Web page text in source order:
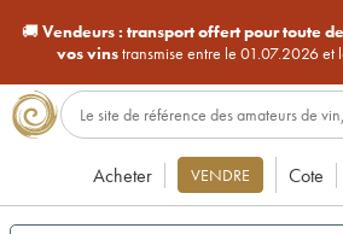
🚚Vendeurs : transport offert pour toute
vos vinstransmise entre le 01.07.2026
Acheter VENDRE Cote